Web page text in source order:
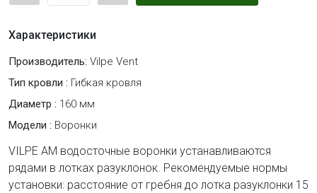
Характеристики
Производитель: Vilpe Vent
Тип кровли : Гибкая кровля
Диаметр : 160 мм
Модели : Воронки
VILPE АМ водосточные воронки устанавливаются
рядами в лотках разуклонок. Рекомендуемые нормы
установки: расстояние от гребня до лотка разуклонки 15